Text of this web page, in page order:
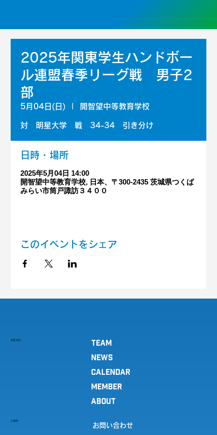
2025年関東学生ハンドボー
ル連盟春季リーグ戦 男子2
部
5月04日(日) 開智望中等教育学校
対 明星大学 戦 34-34 引き分け
日時・場所
2025年5月04日 14:00
開智望中等教育学校, 日本、〒300-2435 茨城県つくば
みらい市筒戸諏訪３４００
このイベントをシェア
MENU
TEAM
NEWS
CALENDAR
MEMBER
ABOUT
LINK
お問い合わせ